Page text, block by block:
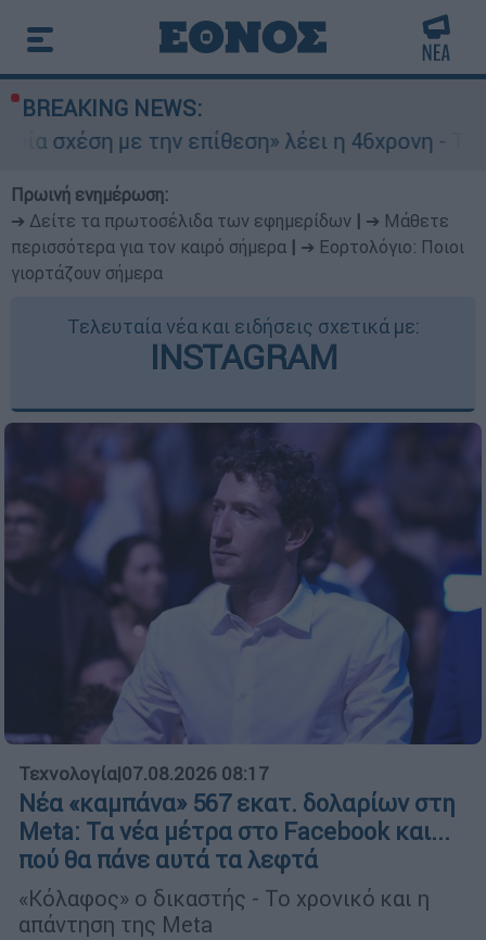
BREAKING NEWS:
την επίθεση» λέει η 46χρονη - Τι αποκάλυψε
Πρωινή ενημέρωση:
➔ Δείτε τα πρωτοσέλιδα των εφημερίδων
➔ Μάθετε
περισσότερα για τον καιρό σήμερα
➔ Εορτολόγιο: Ποιοι
γιορτάζουν σήμερα
Τελευταία νέα και ειδήσεις σχετικά με:
INSTAGRAM
Τεχνολογία|07.08.2026 08:17
Νέα «καμπάνα» 567 εκατ. δολαρίων στη
Meta: Τα νέα μέτρα στο Facebook και...
πού θα πάνε αυτά τα λεφτά
«Κόλαφος» ο δικαστής - Το χρονικό και η
απάντηση της Meta